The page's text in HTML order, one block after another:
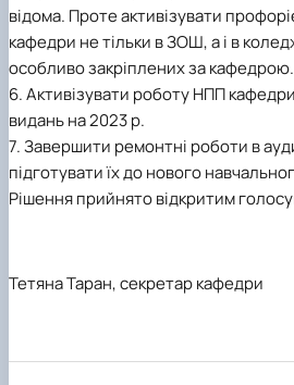
відома. Проте активізувати
кафедри не тільки в ЗОШ, а і в
особливо закріплених за кафедрою.
6. Активізувати роботу НПП
видань на 2023 р.
7. Завершити ремонтні роботи в
підготувати їх до нового
Рішення прийнято відкритим
Тетяна Таран, секретар кафедри